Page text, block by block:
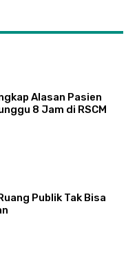
Alasan Pasien
8 Jam di RSCM
Publik Tak Bisa